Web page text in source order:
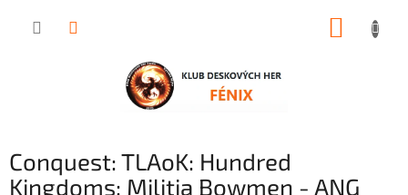
Conquest: TLAoK: Hundred
Kingdoms: Militia Bowmen - ANG